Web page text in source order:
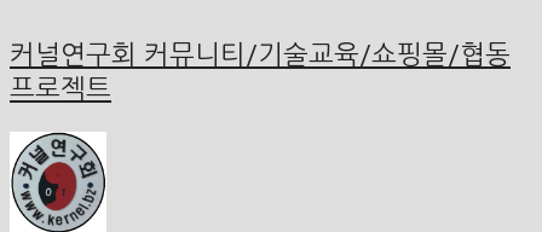
커널연구회 커뮤니티/기술교육/쇼핑몰/협동
프로젝트